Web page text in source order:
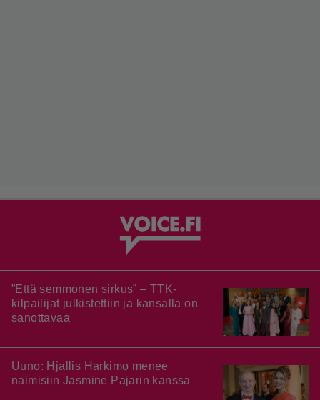
”Että semmonen sirkus” – TTK-
kilpailijat julkistettiin ja kansalla on
sanottavaa
Uuno: Hjallis Harkimo menee
naimisiin Jasmine Pajarin kanssa